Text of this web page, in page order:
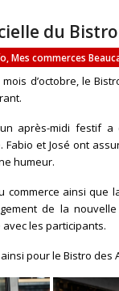
du Bistro
,Mes commerces
d’octobre, le
après-midi festif
et José ont
humeur.
commerce ainsi
de la
les participants.
pour le Bistro